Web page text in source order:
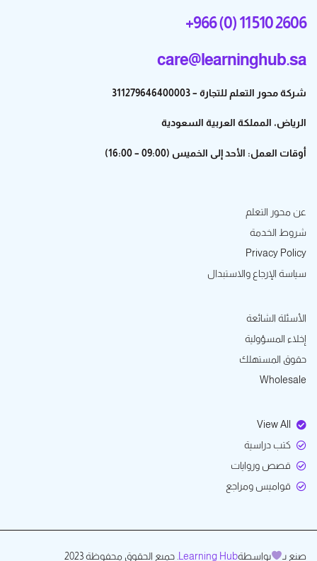
+966 (0) 11 510 2606
care@learninghub.sa
شركة محور التعلم للتجارة – 311279646400003
الرياض، المملكة العربية السعودية
أوقات العمل: الأحد إلى الخميس (09:00 – 16:00)
عن محور التعلم
شروط الخدمة
Privacy Policy
سياسة الإرجاع والاستبدال
الأسئلة الشائعة
إخلاء المسؤولية
حقوق المستهلك
Wholesale
View All
كتب دراسية
قصص وروايات
قواميس ومراجع
صنع بـ بواسطةLearning Hub . جميع الحقوق محفوظة 2023